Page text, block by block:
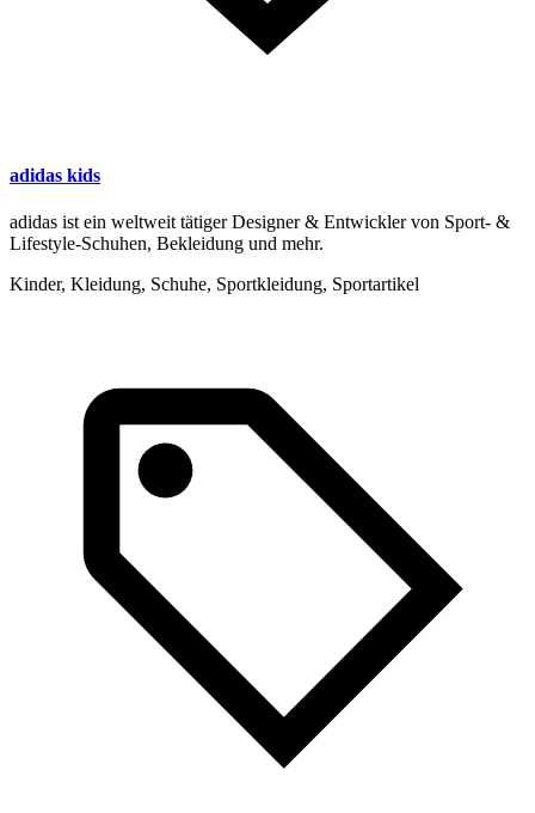
adidas kids
adidas ist ein weltweit tätiger Designer & Entwickler von Sport- &
Lifestyle-Schuhen, Bekleidung und mehr.
Kinder, Kleidung, Schuhe, Sportkleidung, Sportartikel